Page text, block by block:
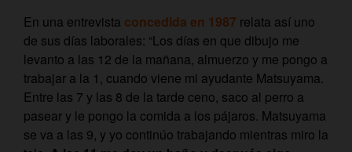
En una entrevista concedida en 1987 relata así uno
de sus días laborales: “Los días en que dibujo me
levanto a las 12 de la mañana, almuerzo y me pongo a
trabajar a la 1, cuando viene mi ayudante Matsuyama.
Entre las 7 y las 8 de la tarde ceno, saco al perro a
pasear y le pongo la comida a los pájaros. Matsuyama
se va a las 9, y yo continúo trabajando mientras miro la